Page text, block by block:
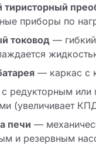
приборы по
токовод —
— каркас с
с редукторным или
(увеличивает
печи —
и резервным